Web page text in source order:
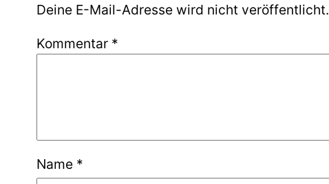
Deine E-Mail-Adresse wird nicht veröffentlicht.
Kommentar *
Name *